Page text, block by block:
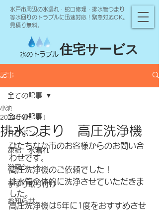
水戸市周辺の水漏れ・蛇口修理・排水管つまり
等水回りのトラブルに迅速対応！緊急対応OK。
見積り無料。
水のトラブル住宅サービス
記事
全ての記事
井戸ポンプ
凍結 水漏れ
浴室シート
手すり取り付け
お知らせ
全ての記事
排水つまり 高圧洗浄機
小池
2024年9月19日
ひたちなか市のお客様からのお問い合
わせです。
高圧洗浄機のご依頼でした！
排水管全体的に洗浄させていただきま
した。
高圧洗浄機は5年に1度をおすすめさせ